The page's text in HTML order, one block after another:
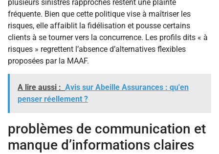
plusieurs sinistres rapprochés restent une plainte
fréquente. Bien que cette politique vise à maîtriser les
risques, elle affaiblit la fidélisation et pousse certains
clients à se tourner vers la concurrence. Les profils dits « à
risques » regrettent l’absence d’alternatives flexibles
proposées par la MAAF.
A lire aussi : Avis sur Abeille Assurances : qu'en
penser réellement ?
problèmes de communication et
manque d’informations claires